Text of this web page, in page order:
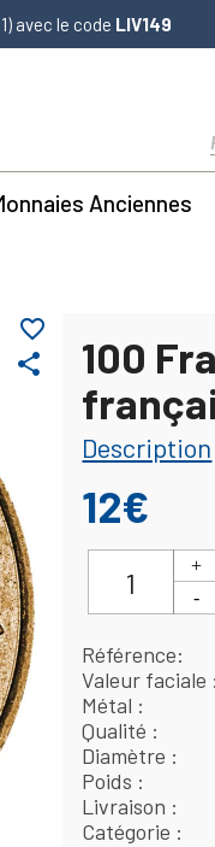
avec le code LIV149
Anciennes
share
favorite_border
100
Description
12€
Référence
Valeur faciale
Métal
Qualité
Diamètre
Poids
Livraison
Catégorie